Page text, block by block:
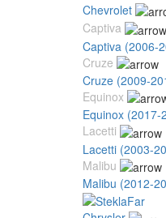
Chevrolet
Captiva
Captiva (2006-
Cruze
Cruze (2009-
Equinox
Equinox (2017-
Lacetti
Lacetti (2003-
Malibu
Malibu (2012-